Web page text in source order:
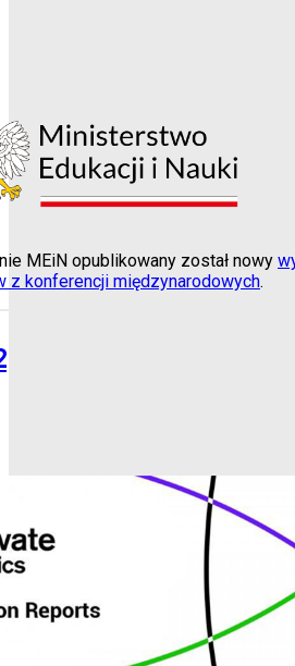
MEiN opublikowany został nowy
z konferencji międzynarodowych.